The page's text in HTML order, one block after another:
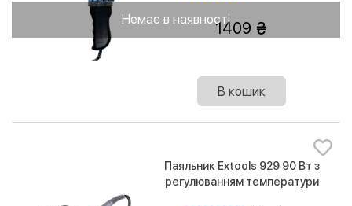
Немає в наявності1409
В кошик
Паяльник Extools 929 90 Вт з
регулюванням температури